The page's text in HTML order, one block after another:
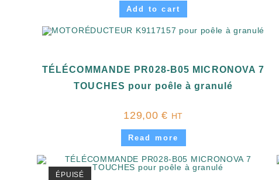
Add to cart
TÉLÉCOMMANDE PR028-B05 MICRONOVA 7
TOUCHES pour poêle à granulé
129,00€ HT
Read more
ÉPUISÉ